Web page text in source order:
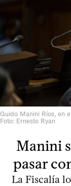
Guido Manini Ríos, en
Foto: Ernesto Ryan
Manini
pasar
La Fiscalía